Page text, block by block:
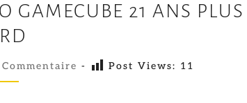
N
R
S
GAMECUBE 21 ANS PLUS
- Post Views: 11